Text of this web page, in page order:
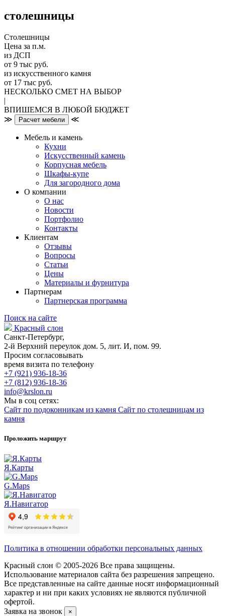
столешницы
Столешницы
Цена за п.м.
из ДСП
от 9 тыс руб.
из искусственного камня
от 17 тыс руб.
НЕСКОЛЬКО СМЕТ НА ВЫБОР
|
ВПИШЕМСЯ В ЛЮБОЙ БЮДЖЕТ
≫
Расчет мебели ≪
Мебель и камень
Кухни
Искусственный камень
Корпусная мебель
Шкафы-купе
Для загородного дома
О компании
О нас
Новости
Портфолио
Контакты
Клиентам
Отзывы
Вопросы
Статьи
Цены
Материалы и фурнитура
Партнерам
Партнерская программа
Поиск на сайте
Красный слон
Санкт-Петербург,
2-й Верхний переулок дом. 5, лит. И, пом. 99.
Просим согласовывать
время визита по телефону
+7 (921) 936-18-36
+7 (812) 936-18-36
info@krslon.ru
Мы в соц сетях:
Сайт по подоконникам из камня Сайт по столешницам из
камня
Проложить маршрут
Я.Карты
G.Maps
Я.Навигатор
Политика в отношении обработки персональных данных
Красный слон © 2005-2026 Все права защищены.
Использование материалов сайта без разрешения запрещено.
Все представленные на сайте данные носят информационный
характер и ни при каких условиях не являются публичной
офертой.
Заявка на звонок
×